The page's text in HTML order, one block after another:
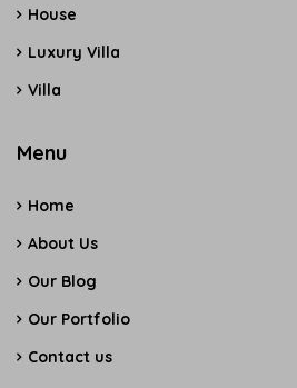
House
Luxury Villa
Villa
Menu
Home
About Us
Our Blog
Our Portfolio
Contact us